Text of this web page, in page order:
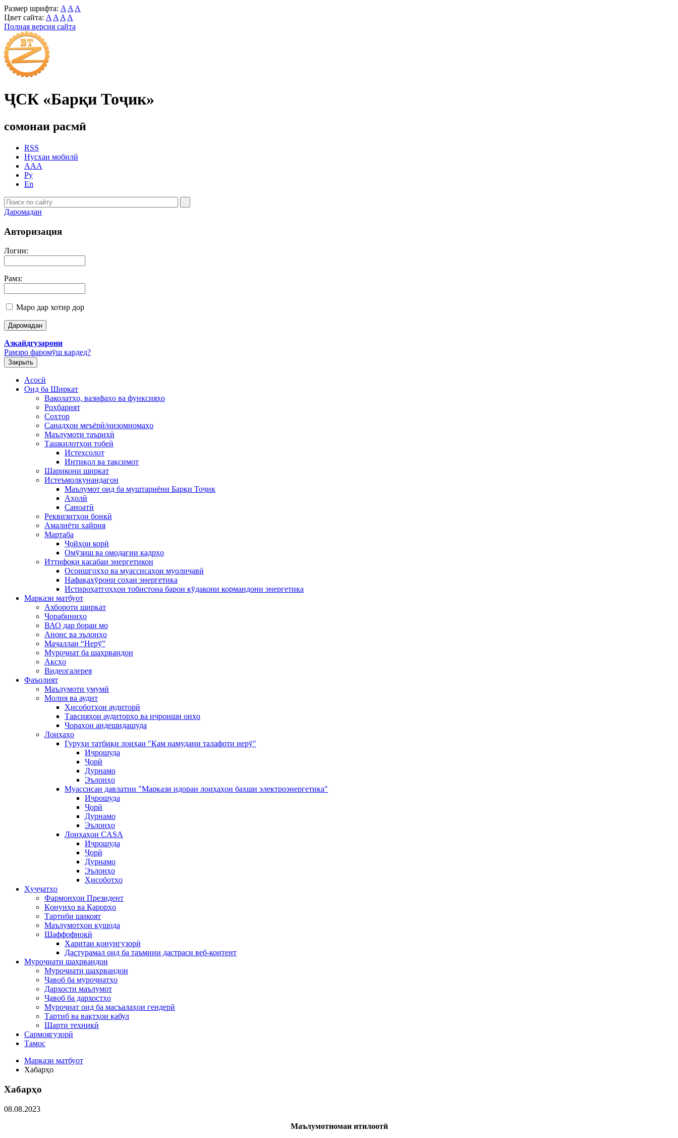
Размер шрифта: A A A
Цвет сайта: A A A A
Полная версия сайта
ҶСК «Барқи Тоҷик»
сомонаи расмӣ
RSS
Нусхаи мобилӣ
AAA
Ру
En
Даромадан
Авторизация
Логин:
Рамз:
Маро дар хотир дор
Азкайдгузарони
Рамзро фаромӯш кардед?
Закрыть
Асосӣ
Оид ба Ширкат
Ваколатҳо, вазифаҳо ва функсияҳо
Роҳбарият
Сохтор
Санадҳои меъёрӣ/низомномаҳо
Маълумоти таърихӣ
Ташкилотҳои тобеӣ
Истеҳсолот
Интиқол ва тақсимот
Шарикони ширкат
Истеъмолкунандагон
Маълумот оид ба муштариёни Барқи Тоҷик
Аҳолӣ
Саноатӣ
Реквизитҳои бонкӣ
Амалиёти хайрия
Мартаба
Ҷойҳои корӣ
Омӯзиш ва омодагии кадрҳо
Иттифоқи касабаи энергетикон
Осоишгоҳҳо ва муассисаҳои муолиҷавӣ
Нафақахӯрони соҳаи энергетика
Истироҳатгоҳҳои тобистона барои кӯдакони кормандони энергетика
Маркази матбуот
Ахбороти ширкат
Чорабиниҳо
ВАО дар бораи мо
Анонс ва эълонҳо
Маҷаллаи “Нерӯ”
Муроҷиат ба шаҳрвандон
Аксҳо
Видеогалерея
Фаъолият
Маълумоти умумӣ
Молия ва аудит
Ҳисоботҳои аудиторӣ
Тавсияҳои аудиторҳо ва иҷроиши онҳо
Чораҳои андешидашуда
Лоиҳаҳо
Гуруҳи татбиқи лоиҳаи "Кам намудани талафоти нерӯ"
Иҷрошуда
Ҷорӣ
Дурнамо
Эълонҳо
Муассисаи давлатии "Маркази идораи лоиҳаҳои бахши электроэнергетика"
Иҷрошуда
Ҷорӣ
Дурнамо
Эълонҳо
Лоиҳаҳои CASA
Иҷрошуда
Ҷорӣ
Дурнамо
Эълонҳо
Ҳисоботҳо
Ҳуҷҷатҳо
Фармонҳои Президент
Қонунҳо ва Қарорҳо
Тартиби шикоят
Маълумотҳои кушода
Шаффофнокӣ
Харитаи қонунгузорӣ
Дастурамал оид ба таъмини дастраси веб-контент
Муроҷиати шаҳрвандон
Муроҷиати шаҳрвандон
Ҷавоб ба муроҷиатҳо
Дархости маълумот
Ҷавоб ба дархостҳо
Муроҷиат оид ба масъалаҳои гендерӣ
Тартиб ва вақтҳои қабул
Шарти техникӣ
Сармоягузорӣ
Тамос
Маркази матбуот
Хабарҳо
Хабарҳо
08.08.2023
Маълумотномаи итилоотӣ